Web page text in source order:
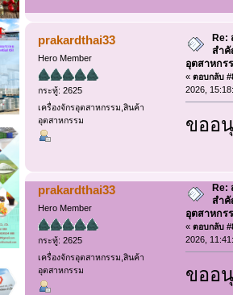
prakardthai33
Hero Member
กระทู้: 2625
เครื่องจักรอุตสาหกรรม,สินค้า
อุตสาหกรรม
Re:
สำคั
อุตสาหกร
«ตอบกลับ
2026,
ขออ
prakardthai33
Hero Member
กระทู้: 2625
เครื่องจักรอุตสาหกรรม,สินค้า
อุตสาหกรรม
Re:
สำคั
อุตสาหกร
«ตอบกลับ
2026,
ขออ